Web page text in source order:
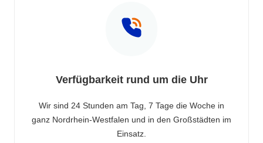
Verfügbarkeit rund um die Uhr
Wir sind 24 Stunden am Tag, 7 Tage die Woche in
ganz Nordrhein-Westfalen und in den Großstädten im
Einsatz.